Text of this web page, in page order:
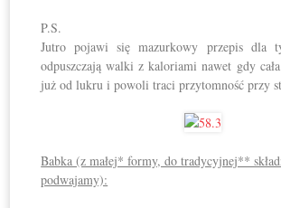
P.S.
Jutro pojawi się mazurkowy przepis dla
odpuszczają walki z kaloriami nawet gdy
już od lukru i powoli traci przytomność przy
Babka (z małej* formy, do tradycyjnej**
podwajamy):